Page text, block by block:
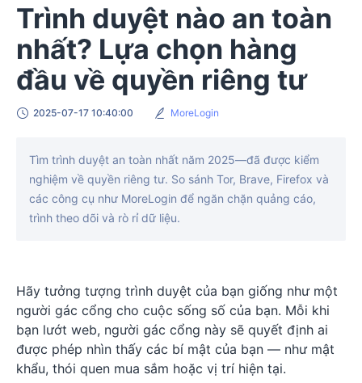
Trình duyệt nào an toàn
nhất? Lựa chọn hàng
đầu về quyền riêng tư
2025-07-17 10:40:00 MoreLogin
Tìm trình duyệt an toàn nhất năm 2025—đã được kiểm
nghiệm về quyền riêng tư. So sánh Tor, Brave, Firefox và
các công cụ như MoreLogin để ngăn chặn quảng cáo,
trình theo dõi và rò rỉ dữ liệu.
Hãy tưởng tượng trình duyệt của bạn giống như một
người gác cổng cho cuộc sống số của bạn. Mỗi khi
bạn lướt web, người gác cổng này sẽ quyết định ai
được phép nhìn thấy các bí mật của bạn — như mật
khẩu, thói quen mua sắm hoặc vị trí hiện tại.